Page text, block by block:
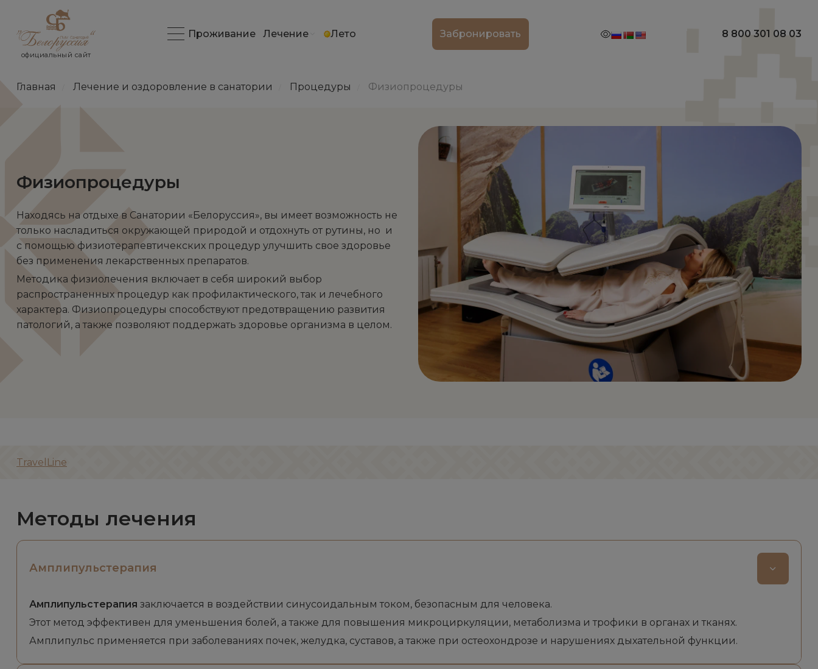
официальный сайт
Проживание Лечение Лето Забронировать 8 800 301 08 03
Главная Лечение и оздоровление в санатории Процедуры Физиопроцедуры
Физиопроцедуры
Находясь на отдыхе в Санатории «Белоруссия», вы имеет возможность не
только насладиться окружающей природой и отдохнуть от рутины, но и
с помощью физиотерапевтичекских процедур улучшить свое здоровье
без применения лекарственных препаратов.
Методика физиолечения включает в себя широкий выбор
распространенных процедур как профилактического, так и лечебного
характера. Физиопроцедуры способствуют предотвращению развития
патологий, а также позволяют поддержать здоровье организма в целом.
TravelLine
Методы лечения
Амплипульстерапия
Амплипульстерапия заключается в воздействии синусоидальным током, безопасным для человека.
Этот метод эффективен для уменьшения болей, а также для повышения микроциркуляции, метаболизма и трофики в органах и тканях.
Амплипульс применяется при заболеваниях почек, желудка, суставов, а также при остеохондрозе и нарушениях дыхательной функции.